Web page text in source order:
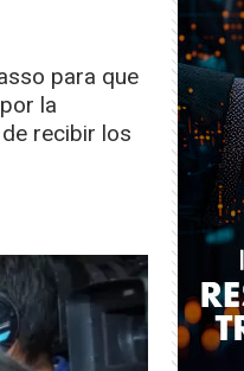
para que
la
recibir los